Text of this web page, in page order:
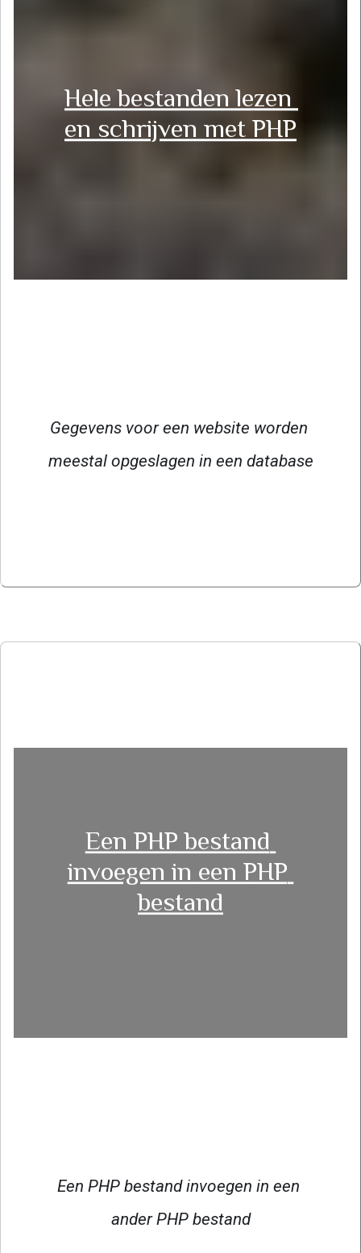
Hele bestanden lezen
en schrijven met PHP
Gegevens voor een website worden
meestal opgeslagen in een database
Een PHP bestand
invoegen in een PHP
bestand
Een PHP bestand invoegen in een
ander PHP bestand